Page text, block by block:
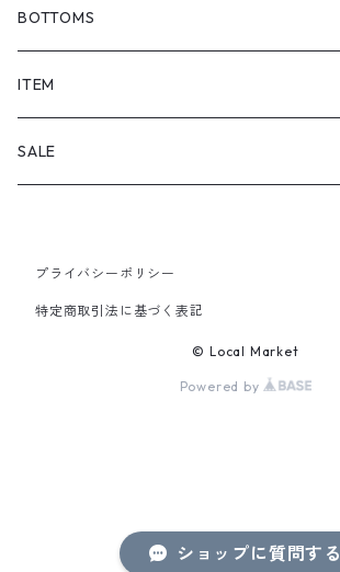
ショップに質問する
BOTTOMS
SHORTS
PANTS
ITEM
SALE
PANTS
プライバシーポリシー
特定商取引法に基づく表記
© Local Market
Powered by